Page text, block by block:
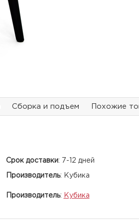
Сборка и подъем Похожие
Срок доставки: 7-12 дней
Производитель: Кубика
Производитель: Кубика